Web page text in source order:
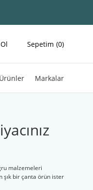
Sepetim 0
Markalar
malzemeleri
şık bir çanta örün ister